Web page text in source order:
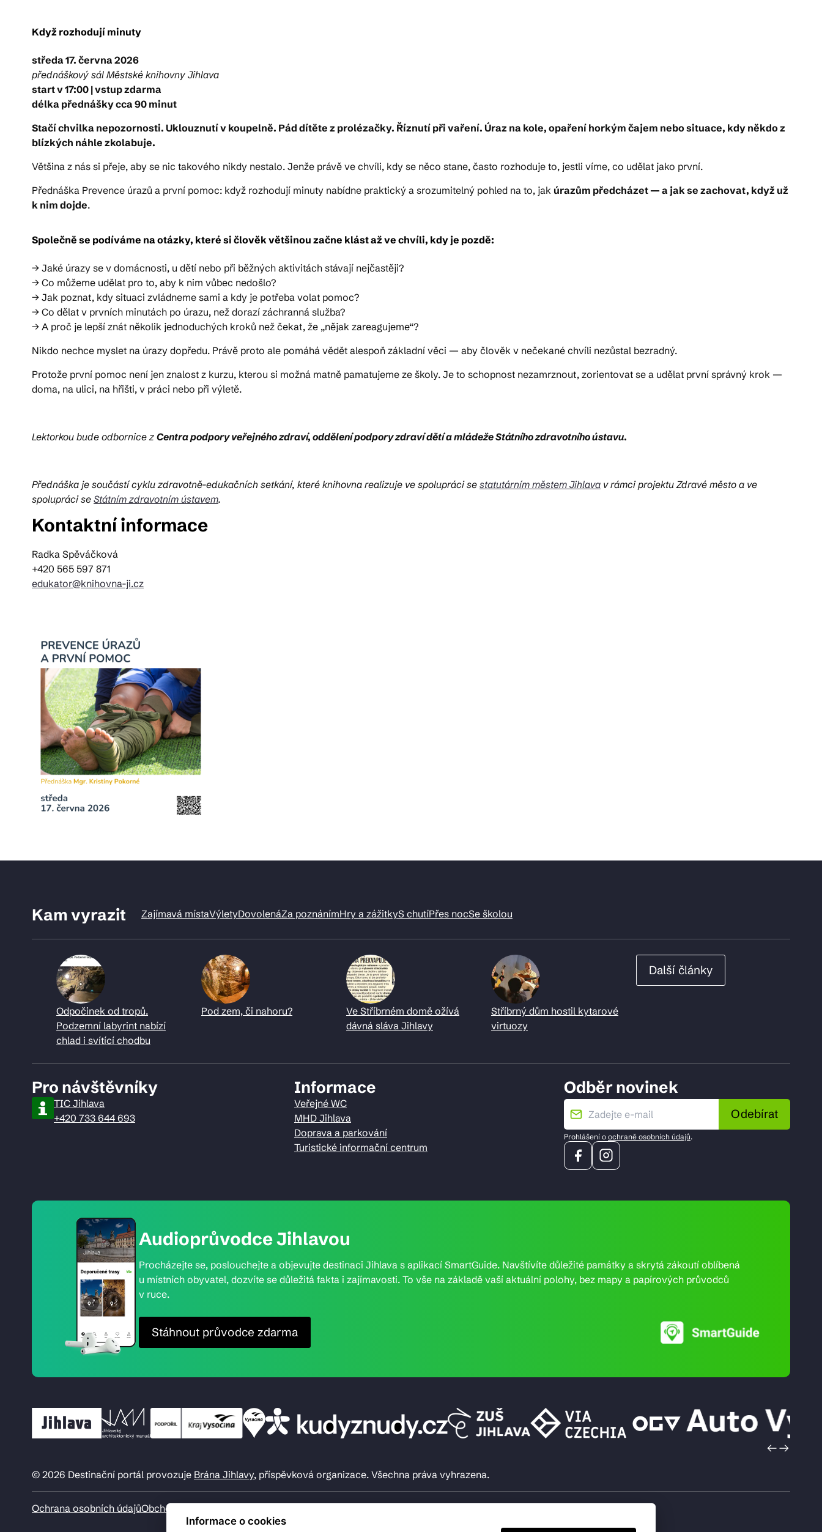
Když rozhodují minuty
středa 17. června 2026
přednáškový sál Městské knihovny Jihlava
start v 17:00 | vstup zdarma
délka přednášky cca 90 minut
Stačí chvilka nepozornosti. Uklouznutí v koupelně. Pád dítěte z prolézačky. Říznutí při vaření. Úraz na kole, opaření horkým čajem nebo situace, kdy někdo z
blízkých náhle zkolabuje.
Většina z nás si přeje, aby se nic takového nikdy nestalo. Jenže právě ve chvíli, kdy se něco stane, často rozhoduje to, jestli víme, co udělat jako první.
Přednáška Prevence úrazů a první pomoc: když rozhodují minuty nabídne praktický a srozumitelný pohled na to, jak úrazům předcházet — a jak se zachovat, když už
k nim dojde.
Společně se podíváme na otázky, které si člověk většinou začne klást až ve chvíli, kdy je pozdě:
→ Jaké úrazy se v domácnosti, u dětí nebo při běžných aktivitách stávají nejčastěji?
→ Co můžeme udělat pro to, aby k nim vůbec nedošlo?
→ Jak poznat, kdy situaci zvládneme sami a kdy je potřeba volat pomoc?
→ Co dělat v prvních minutách po úrazu, než dorazí záchranná služba?
→ A proč je lepší znát několik jednoduchých kroků než čekat, že „nějak zareagujeme“?
Nikdo nechce myslet na úrazy dopředu. Právě proto ale pomáhá vědět alespoň základní věci — aby člověk v nečekané chvíli nezůstal bezradný.
Protože první pomoc není jen znalost z kurzu, kterou si možná matně pamatujeme ze školy. Je to schopnost nezamrznout, zorientovat se a udělat první správný krok —
doma, na ulici, na hřišti, v práci nebo při výletě.
Lektorkou bude odbornice z Centra podpory veřejného zdraví, oddělení podpory zdraví dětí a mládeže Státního zdravotního ústavu.
Přednáška je součástí cyklu zdravotně-edukačních setkání, které knihovna realizuje ve spolupráci se statutárním městem Jihlava v rámci projektu Zdravé město a ve
spolupráci se Státním zdravotním ústavem.
Kontaktní informace
Radka Spěváčková
+420 565 597 871
edukator@knihovna-ji.cz
Kam vyrazit Zajímavá místaVýletyDovolenáZa poznánímHry a zážitkyS chutíPřes nocSe školou
Odpočinek od tropů.
Podzemní labyrint nabízí
chlad i svítící chodbu
Pod zem, či nahoru?
Ve Stříbrném domě ožívá
dávná sláva Jihlavy
Stříbrný dům hostil kytarové
virtuozy
Další články
Pro návštěvníky
TIC Jihlava
+420 733 644 693
Informace
Veřejné WC
MHD Jihlava
Doprava a parkování
Turistické informační centrum
Odběr novinek
Odebírat
Prohlášení o ochraně osobních údajů.
Audioprůvodce Jihlavou
Procházejte se, poslouchejte a objevujte destinaci Jihlava s aplikací SmartGuide. Navštívíte důležité památky a skrytá zákoutí oblíbená
u místních obyvatel, dozvíte se důležitá fakta i zajímavosti. To vše na základě vaší aktuální polohy, bez mapy a papírových průvodců
v ruce.
Stáhnout průvodce zdarma
© 2026 Destinační portál provozuje Brána Jihlavy, příspěvková organizace. Všechna práva vyhrazena.
Ochrana osobních údajůObchodní podmínky
Informace o cookies